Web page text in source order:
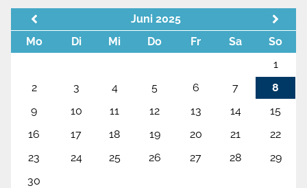
Juni 2025
Mo
Di Mi Do Fr Sa
So
1
2
3 4 5 6 7
8
9
10 11 12 13 14
15
16
17 18 19 20 21
22
23
24 25 26 27 28
29
30